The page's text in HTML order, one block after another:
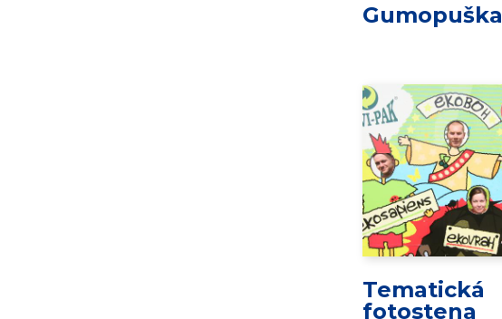
Gumopuška
Tematická
fotostena